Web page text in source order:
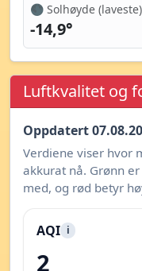
🌑 Solhøyde (laveste)
-14,9°
Luftkvalitet og
Oppdatert
Verdiene viser hvor
akkurat nå. Grønn
med, og rød betyr
AQI i
2